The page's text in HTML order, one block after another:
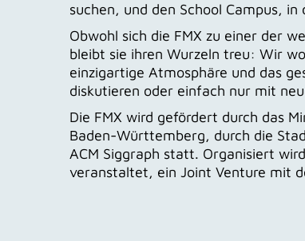
suchen, und den School Campus,
Obwohl sich die FMX zu einer der
bleibt sie ihren Wurzeln treu: Wir
einzigartige Atmosphäre und das
diskutieren oder einfach nur mit
Die FMX wird gefördert durch das
Baden-Württemberg, durch die
ACM Siggraph statt. Organisiert
veranstaltet, ein Joint Venture mit